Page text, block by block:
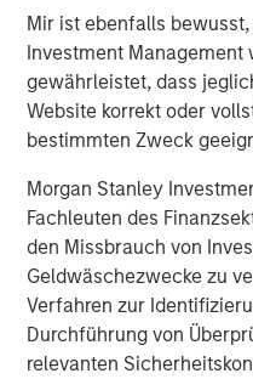
Mir ist ebenfalls
Investment
gewährleistet, dass
Website korrekt oder
bestimmten Zweck
Morgan Stanley
Fachleuten des
den Missbrauch von
Geldwäschezwecke zu
Verfahren zur
Durchführung von
relevanten
outcomes, regulatory
By maintaining the
Registry (SCOPE™), the
kind, SpecialtyCare
benchmarks,
outcomes. Accredited
Commission,
industry requirements.
highly trained clinicians
perfusion, ECMO,
neurodiagnostic services,
processing management,